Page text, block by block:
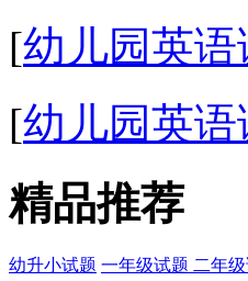
[幼儿园英语
[幼儿园英语
精品推荐
幼升小试题 一年级试题 二年